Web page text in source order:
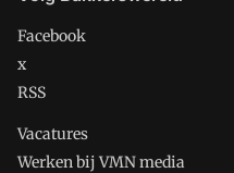
Facebook
x
RSS
Vacatures
Werken bij VMN media